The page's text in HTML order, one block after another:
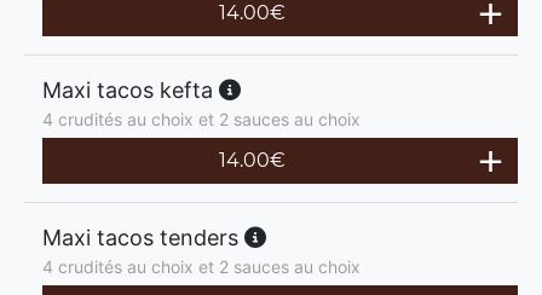
14.00€
Maxi tacos kefta
4 crudités au choix et 2 sauces au choix
14.00€
Maxi tacos tenders
4 crudités au choix et 2 sauces au choix